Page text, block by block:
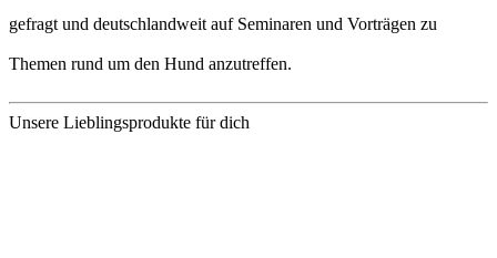
gefragt und deutschlandweit auf Seminaren und Vorträgen zu
Themen rund um den Hund anzutreffen.
Unsere Lieblingsprodukte für dich